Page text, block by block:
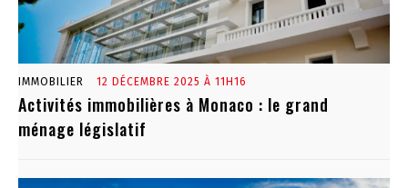
IMMOBILIER 12 DÉCEMBRE 2025 À 11H16
Activités immobilières à Monaco : le grand
ménage législatif